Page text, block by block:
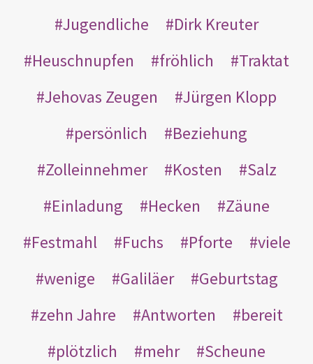
Jugendliche
Dirk Kreuter
Heuschnupfen
fröhlich
Traktat
Jehovas Zeugen
Jürgen Klopp
persönlich
Beziehung
Zolleinnehmer
Kosten
Salz
Einladung
Hecken
Zäune
Festmahl
Fuchs Pforte
viele
wenige
Galiläer
Geburtstag
zehn Jahre
Antworten
bereit
plötzlich
mehr Scheune